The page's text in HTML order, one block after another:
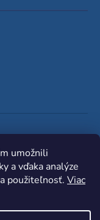
umožnili
a vďaka analýze
použiteľnosť. Viac